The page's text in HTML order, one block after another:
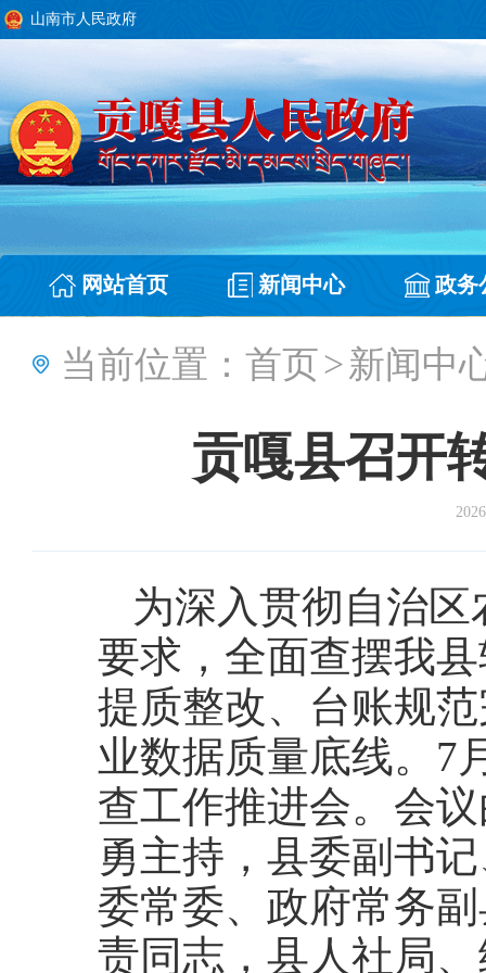
山南市人民政府
网站首页 新闻中心 政务
当前位置： 首页>新闻中
贡嘎县召开
为深入贯彻自治
要求，全面查摆我
提质整改、台账规
业数据质量底线。7
查工作推进会。会
勇主持，县委副书
委常委、政府常务
责同志，县人社局